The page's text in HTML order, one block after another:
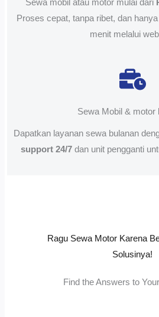
Sewa mobil atau motor mulai dari
Proses cepat, tanpa ribet, dan
menit melalui
Sewa Mobil & motor
Dapatkan layanan sewa bulanan
support 24/7dan unit pengganti
Ragu Sewa Motor Karena
Solusinya!
Find the Answers to